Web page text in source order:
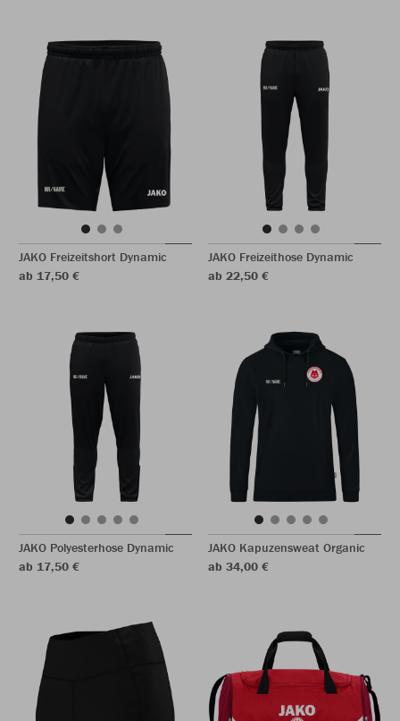
JAKO Freizeitshort Dynamic
ab 17,50 €
JAKO Freizeithose Dynamic
ab 22,50 €
JAKO Polyesterhose Dynamic
ab 17,50 €
JAKO Kapuzensweat Organic
ab 34,00 €